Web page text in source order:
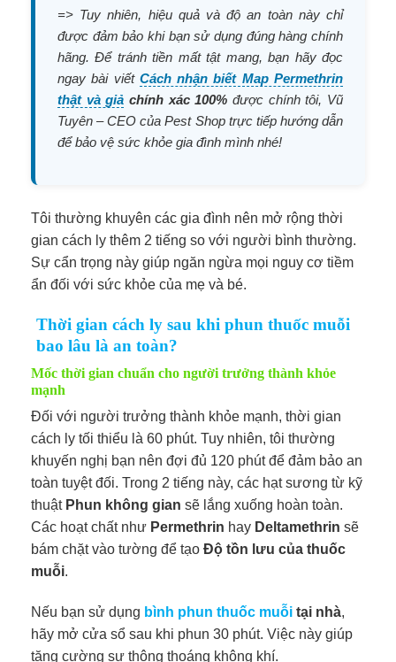
=> Tuy nhiên, hiệu quả và độ an toàn này chỉ
được đảm bảo khi bạn sử dụng đúng hàng chính
hãng. Để tránh tiền mất tật mang, bạn hãy đọc
ngay bài viết Cách nhận biết Map Permethrin
thật và giả chính xác 100% được chính tôi, Vũ
Tuyên – CEO của Pest Shop trực tiếp hướng dẫn
để bảo vệ sức khỏe gia đình mình nhé!
Tôi thường khuyên các gia đình nên mở rộng thời
gian cách ly thêm 2 tiếng so với người bình thường.
Sự cẩn trọng này giúp ngăn ngừa mọi nguy cơ tiềm
ẩn đối với sức khỏe của mẹ và bé.
Thời gian cách ly sau khi phun thuốc muỗi
bao lâu là an toàn?
Mốc thời gian chuẩn cho người trưởng thành khỏe
mạnh
Đối với người trưởng thành khỏe mạnh, thời gian
cách ly tối thiểu là 60 phút. Tuy nhiên, tôi thường
khuyến nghị bạn nên đợi đủ 120 phút để đảm bảo an
toàn tuyệt đối. Trong 2 tiếng này, các hạt sương từ kỹ
thuật Phun không gian sẽ lắng xuống hoàn toàn.
Các hoạt chất như Permethrin hay Deltamethrin sẽ
bám chặt vào tường để tạo Độ tồn lưu của thuốc
muỗi.
Nếu bạn sử dụng bình phun thuốc muỗi tại nhà,
hãy mở cửa sổ sau khi phun 30 phút. Việc này giúp
tăng cường sự thông thoáng không khí.